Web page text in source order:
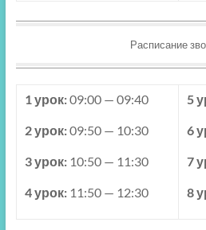
Расписание
1 урок:09:00 — 09:40
2 урок:09:50 — 10:30
3 урок:10:50 — 11:30
4 урок:11:50 — 12:30
5
6
7
8